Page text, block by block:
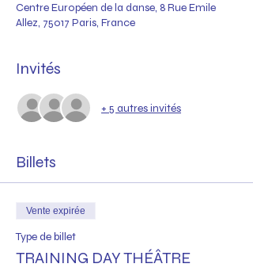
Centre Européen de la danse, 8 Rue Emile
Allez, 75017 Paris, France
Invités
+ 5 autres invités
Billets
Vente expirée
Type de billet
TRAINING DAY THÉÂTRE